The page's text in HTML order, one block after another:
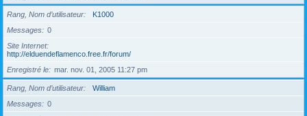
Rang, Nom d’utilisateur
K1000
Messages
0
Site Internet
http://elduendeflamenco.free.fr/forum/
Enregistré le
mar. nov. 01, 2005 11:27 pm
Rang, Nom d’utilisateur
William
Messages
0